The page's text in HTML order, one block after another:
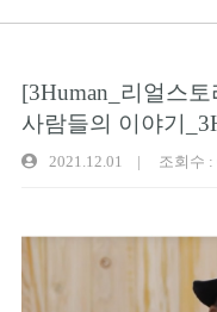
[3Human_리얼스
사람들의 이야기
2021.12.01 | 조회수 :